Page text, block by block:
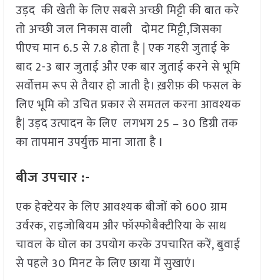
उड़द की खेती के लिए सबसे अच्छी मिट्टी की बात करे
तो अच्छी जल निकास वाली दोमट मिट्टी,जिसका
पीएच मान 6.5 से 7.8 होता है | एक गहरी जुताई के
बाद 2-3 बार जुताई और एक बार जुताई करने से भूमि
सर्वोत्तम रूप से तैयार हो जाती है। ख़रीफ़ की फसल के
लिए भूमि को उचित प्रकार से समतल करना आवश्यक
है| उड़द उत्पादन के लिए लगभग 25 – 30 डिग्री तक
का तापमान उपर्युक्त माना जाता है I
बीज उपचार :-
एक हेक्टेयर के लिए आवश्यक बीजों को 600 ग्राम
उर्वरक, राइजोबियम और फॉस्फोबैक्टीरिया के साथ
चावल के घोल का उपयोग करके उपचारित करें, बुवाई
से पहले 30 मिनट के लिए छाया में सुखाएं।